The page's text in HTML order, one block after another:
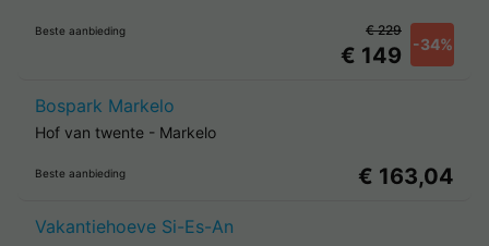
Beste aanbieding
€ 149 -34%
€ 229
Bospark Markelo
Hof van twente - Markelo
Beste aanbieding € 163,04
Vakantiehoeve Si-Es-An